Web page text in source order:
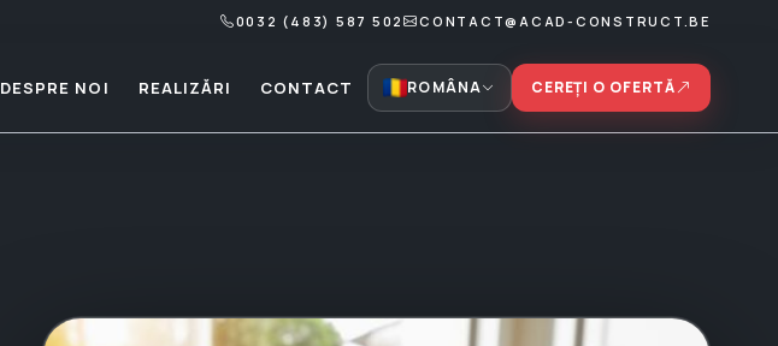
0032 (483) 587 502 CONTACT@ACAD-CONSTRUCT.BE
DESPRE NOI REALIZĂRI CONTACT ROMÂNA CEREȚI O OFERTĂ